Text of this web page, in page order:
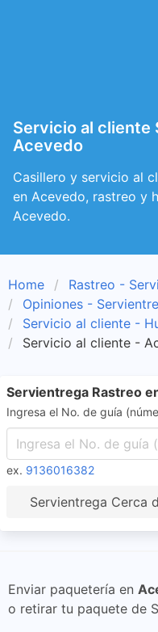
Servicio al cliente
Acevedo
Casillero y servicio al
en Acevedo, rastreo y
Acevedo.
Home
Rastreo -
Opiniones -
Servicio al cliente -
Servicio al cliente -
Servientrega Rastreo
Ingresa el No. de guía
ex. 9136016382
Servientrega Cerca
Enviar paquetería en
o retirar tu paquete de